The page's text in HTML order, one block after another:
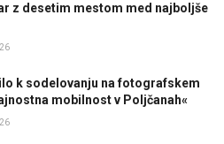
z desetim mestom med najboljše
k sodelovanju na fotografskem
mobilnost v Poljčanah«